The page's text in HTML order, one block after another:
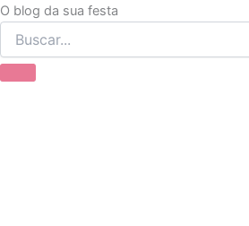
O blog da sua festa
Ir
para
o